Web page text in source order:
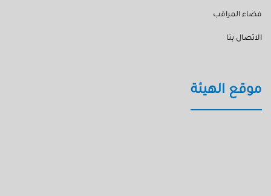
فضاء المراقب
الاتصال بنا
موقع الهيئة